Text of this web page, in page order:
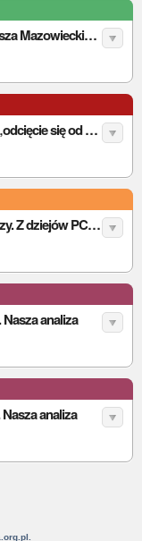
Sejm niejednogłośnie uczcił Tadeusza Mazowieckiego
Kaczyński do prezydenta Ukrainy: „odcięcie się od zbrodni UPA warunkiem zbliżenia z Polską”
„Porozumienie przeciw monowładzy. Z dziejów PC” – J. Kaczyński – recenzja
analiza
analiza